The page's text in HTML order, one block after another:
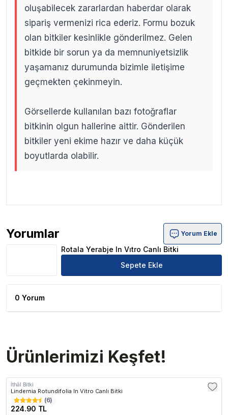
oluşabilecek zararlardan haberdar olarak
sipariş vermenizi rica ederiz. Formu bozuk
olan bitkiler kesinlikle gönderilmez. Gelen
bitkide bir sorun ya da memnuniyetsizlik
yaşamanız durumunda bizimle iletişime
geçmekten çekinmeyin.
Görsellerde kullanılan bazı fotoğraflar
bitkinin olgun hallerine aittir. Gönderilen
bitkiler yeni ekime hazır ve daha küçük
boyutlarda olabilir.
Yorumlar
Rotala Yerabje In Vıtro Canlı Bitki Ürün Yorumları
Yorum Ekle
Rotala Yerabje In Vıtro Canlı Bitki
Sepete Ekle
0 Yorum
Ürünlerimizi Keşfet!
İthâl Bitki
Lindernia Rotundifolia In Vitro Canlı Bitki
(6)
224.90 TL